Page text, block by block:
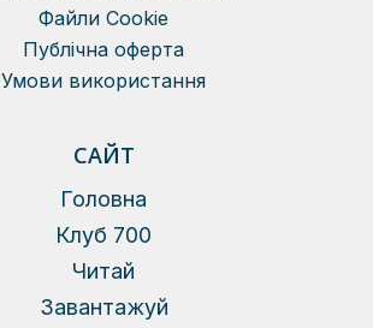
Файли Сookie
Публічна оферта
Умови використання
САЙТ
Головна
Клуб 700
Читай
Завантажуй